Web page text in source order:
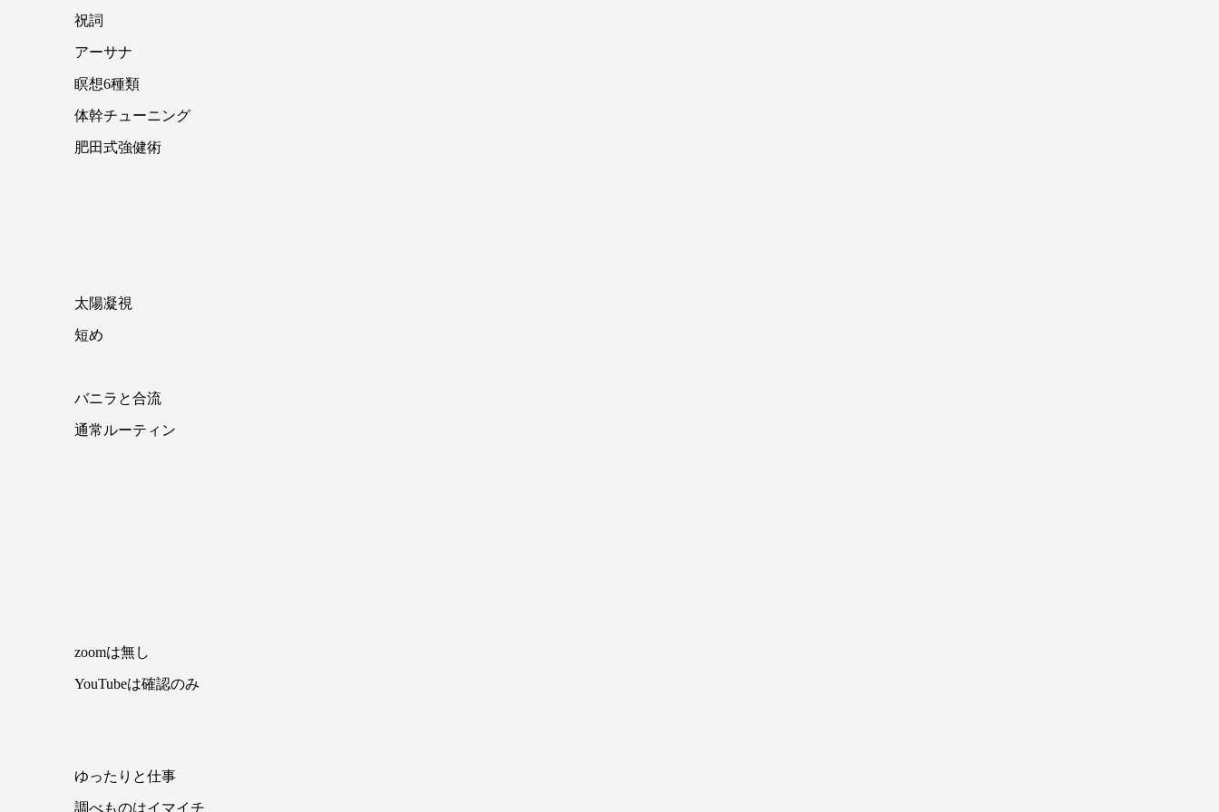
祝詞
アーサナ
瞑想6種類
体幹チューニング
肥田式強健術
太陽凝視
短め
バニラと合流
通常ルーティン
zoomは無し
YouTubeは確認のみ
ゆったりと仕事
調べものはイマイチ